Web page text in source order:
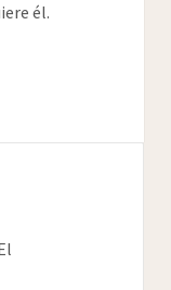
él.